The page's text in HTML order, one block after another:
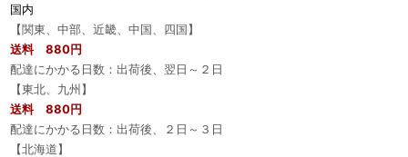
国内
【関東、中部、近畿、中国、四国】
送料 880円
配達にかかる日数：出荷後、翌日～２日
【東北、九州】
送料 880円
配達にかかる日数：出荷後、２日～３日
【北海道】